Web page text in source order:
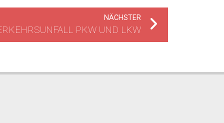
NÄCHSTER
PKW UND LKW